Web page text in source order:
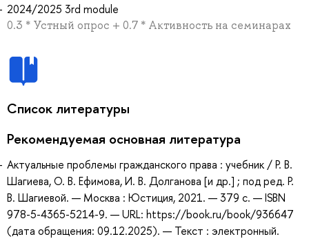
2024/2025 3rd module
0.3 * Устный опрос + 0.7 * Активность на семинарах
Список литературы
Рекомендуемая основная литература
Актуальные проблемы гражданского права : учебник / Р. В.
Шагиева, О. В. Ефимова, И. В. Долганова [и др.] ; под ред. Р.
В. Шагиевой. — Москва : Юстиция, 2021. — 379 с. — ISBN
978-5-4365-5214-9. — URL: https://book.ru/book/936647
(дата обращения: 09.12.2025). — Текст : электронный.